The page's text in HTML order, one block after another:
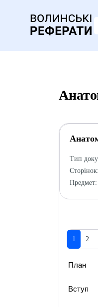
Тип
Сторінок:
Предмет:
1 2
План
Вступ